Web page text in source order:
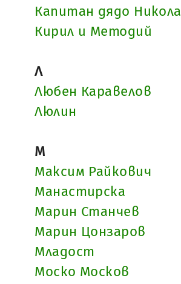
Капитан дядо Никола
Кирил и Методий
Л
Любен Каравелов
Люлин
М
Максим Райкович
Манастирска
Марин Станчев
Марин Цонзаров
Младост
Моско Москов